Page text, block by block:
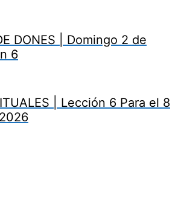
DONES | Domingo 2 de
6
| Lección 6 Para el 8